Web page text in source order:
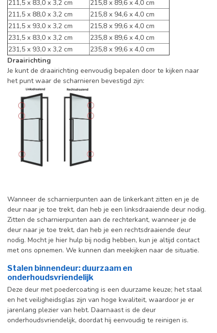
211,5 x 83,0 x 3,2 cm
215,8 x 89,6 x 4,0 cm
211,5 x 88,0 x 3,2 cm
215,8 x 94,6 x 4,0 cm
211,5 x 93,0 x 3,2 cm
215,8 x 99,6 x 4,0 cm
231,5 x 83,0 x 3,2 cm
235,8 x 89,6 x 4,0 cm
231,5 x 93,0 x 3,2 cm
235,8 x 99,6 x 4,0 cm
Draairichting
Je kunt de draairichting eenvoudig bepalen door te kijken naar
het punt waar de scharnieren bevestigd zijn:
Wanneer de scharnierpunten aan de linkerkant zitten en je de
deur naar je toe trekt, dan heb je een linksdraaiende deur nodig.
Zitten de scharnierpunten aan de rechterkant, wanneer je de
deur naar je toe trekt, dan heb je een rechtsdraaiende deur
nodig. Mocht je hier hulp bij nodig hebben, kun je altijd contact
met ons opnemen. We kunnen dan meekijken naar de situatie.
Stalen binnendeur: duurzaam en
onderhoudsvriendelijk
Deze deur met poedercoating is een duurzame keuze; het staal
en het veiligheidsglas zijn van hoge kwaliteit, waardoor je er
jarenlang plezier van hebt. Daarnaast is de deur
onderhoudsvriendelijk, doordat hij eenvoudig te reinigen is.